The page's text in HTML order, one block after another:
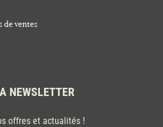
de ventes
NEWSLETTER
offres et actualités !